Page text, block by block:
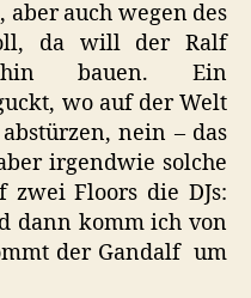
auch wegen des
da will der Ralf
bauen. Ein
wo auf der Welt
nein – das
irgendwie solche
Floors die DJs:
dann komm ich von
der Gandalf um